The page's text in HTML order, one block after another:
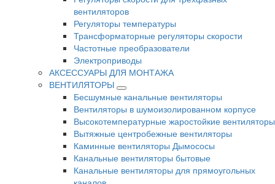
вентиляторов
Регуляторы температуры
Трансформаторные регуляторы скорости
Частотные преобразователи
Электроприводы
АКСЕССУАРЫ ДЛЯ МОНТАЖА
ВЕНТИЛЯТОРЫ
Бесшумные канальные вентиляторы
Вентиляторы в шумоизолированном корпусе
Высокотемпературные жаростойкие вентиляторы
Вытяжные центробежные вентиляторы
Каминные вентиляторы Дымососы
Канальные вентиляторы бытовые
Канальные вентиляторы для прямоугольных